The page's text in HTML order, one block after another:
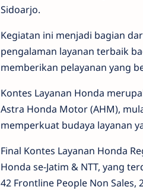
Sidoarjo.
Kegiatan ini menjadi bagian
pengalaman layanan terbaik
memberikan pelayanan yang
Kontes Layanan Honda
Astra Honda Motor (AHM),
memperkuat budaya layanan
Final Kontes Layanan Honda
Honda se-Jatim & NTT, yang
42 Frontline People Non